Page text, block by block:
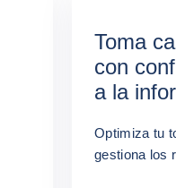
Toma
con
a la
Optimiza tu
gestiona los